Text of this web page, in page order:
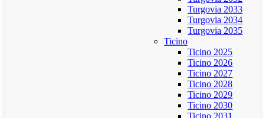
Turgovia 2033
Turgovia 2034
Turgovia 2035
Ticino
Ticino 2025
Ticino 2026
Ticino 2027
Ticino 2028
Ticino 2029
Ticino 2030
Ticino 2031